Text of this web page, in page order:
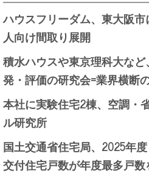
ハウスフリーダム、東大阪
人向け間取り展開
積水ハウスや東京理科大な
発・評価の研究会=業界横断
本社に実験住宅2棟、空調・
ル研究所
国土交通省住宅局、2025年
交付住宅戸数が年度最多戸